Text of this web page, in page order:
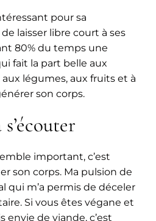
pour sa
laisser libre court à ses
80% du temps une
fait la part belle aux
légumes, aux fruits et à
son corps.
important, c’est
son corps. Ma pulsion de
qui m’a permis de déceler
Si vous êtes végane et
envie de viande, c’est